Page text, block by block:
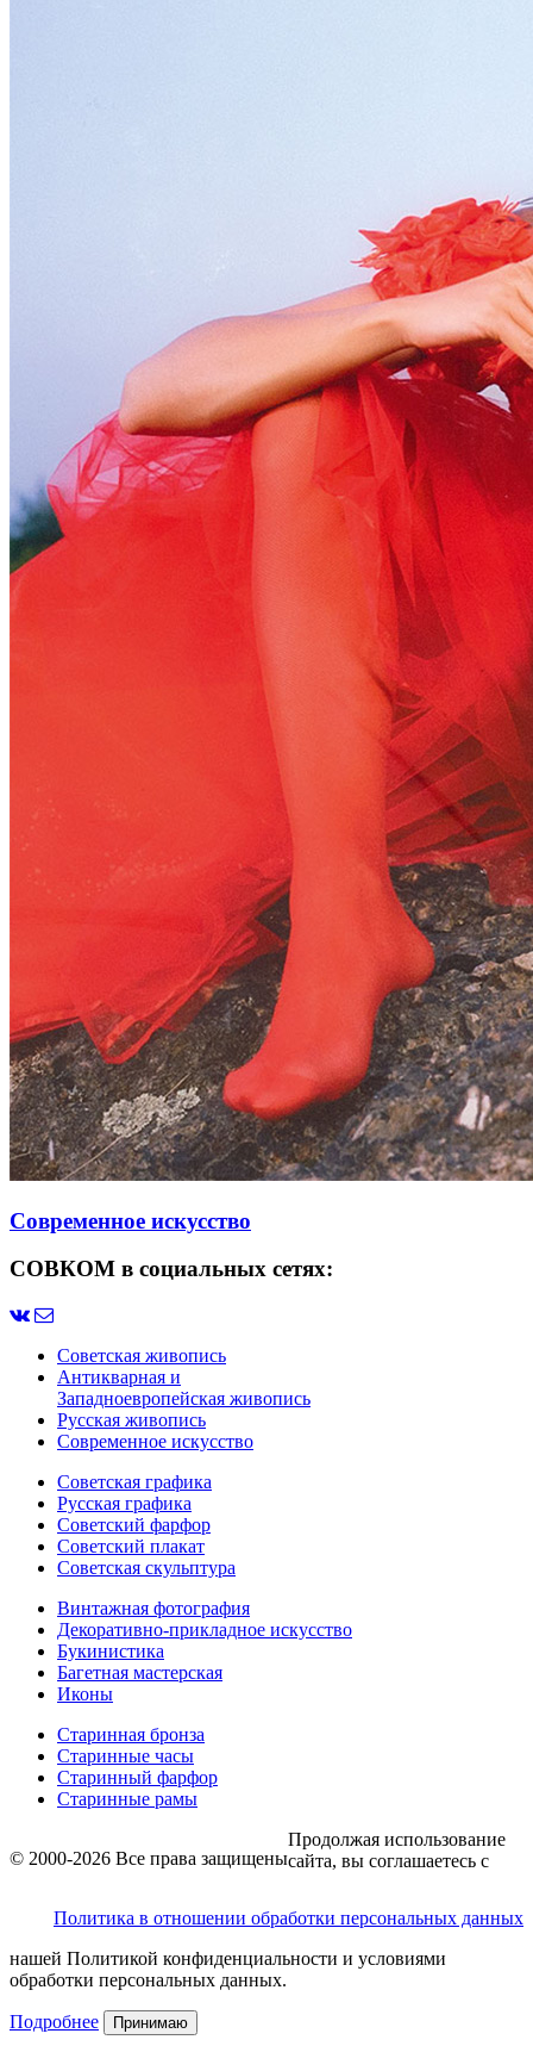
Современное искусство
СОВКОМ в социальных сетях:
Советская живопись
Антикварная и
Западноевропейская живопись
Русская живопись
Современное искусство
Советская графика
Русская графика
Советский фарфор
Советский плакат
Советская скульптура
Винтажная фотография
Декоративно-прикладное искусство
Букинистика
Багетная мастерская
Иконы
Старинная бронза
Старинные часы
Старинный фарфор
Старинные рамы
© 2000-2026 Все права защищены
Политика в отношении обработки персональных данных
Продолжая использование
сайта, вы соглашаетесь с
нашей Политикой конфиденциальности и условиями
обработки персональных данных.
Подробнее Принимаю